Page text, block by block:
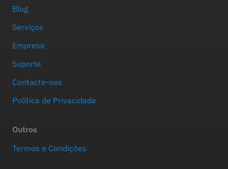
Blog
Serviços
Empresa
Suporte
Contacte-nos
Política de Privacidade
Outros
Termos e Condições